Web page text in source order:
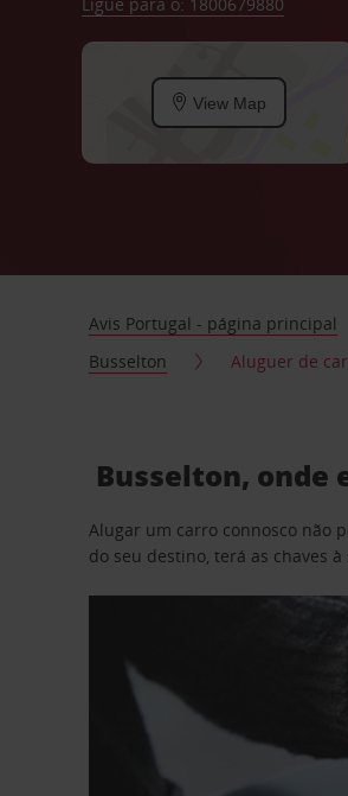
View Map
Avis Portugal - página principal
Busselton
Aluguer de
Busselton, onde
Alugar um carro connosco não
do seu destino, terá as chaves